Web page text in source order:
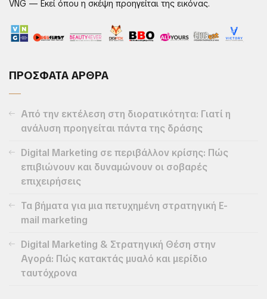
VNG — Εκεί όπου η σκέψη προηγείται της εικόνας.
ΠΡΟΣΦΑΤΑ ΑΡΘΡΑ
Από την εκτέλεση στη διορατικότητα: Γιατί η
ανάλυση προηγείται πάντα της δράσης
Digital Marketing σε περιβάλλον κρίσης: Πώς
επιβιώνουν και δυναμώνουν οι σοβαρές
επιχειρήσεις
Τα βήματα για μια πετυχημένη στρατηγική E-
mail marketing
Digital Marketing & Στρατηγική Θέση στην
Αγορά: Πώς κατακτάς μυαλό και μερίδιο
ταυτόχρονα